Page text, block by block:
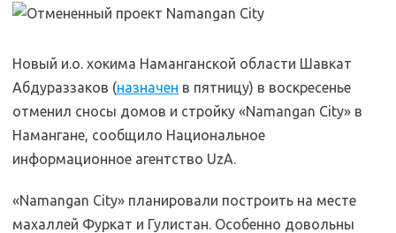
Новый и.о. хокима Наманганской области Шавкат
Абдураззаков (назначен в пятницу) в воскресенье
отменил сносы домов и стройку «Namangan City» в
Намангане, сообщило Национальное
информационное агентство UzA.
«Namangan City» планировали построить на месте
махаллей Фуркат и Гулистан. Особенно довольны